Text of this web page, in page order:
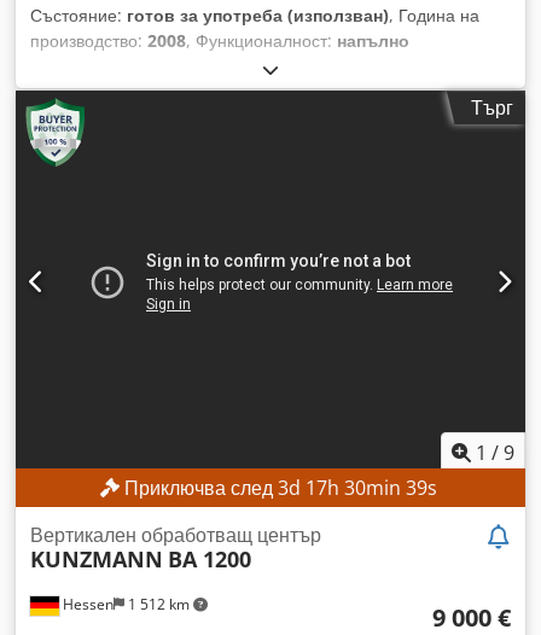
Състояние: готов за употреба (използван), Година на
производство: 2008, Функционалност: напълно
, номер на машина/превозно средство:
AB1119, разстояние на движение по ост X:1 100 мм, ход по
оста Y:
, максимално тегло на
обработвания детайл:
вретеното:
Z: 510 мм Максимална скорост на въртене на шпиндела:
8000 об./мин. Бързо придвижване по осите X/Y/Z: 18 / 18 /
15 м/мин. Размер на работната маса: 1200 × 600 мм
Охлаждане през шпиндела: 20 бара Входяща мощност:
400 V, 50/60 Hz Ток: 50 A Размери и тегло Необходимо
пространство: приблизително 3000 × 2350 мм Тегло на
машината: приблизително 8000 кг ОБОРУДВАНЕ ShopMill
Подготовка за 4-та ос Dcedszpw Egepfx Alxjk
Търг
1 /9
Приключва след3d 17h 30min 37s
Hessen 1 512 km
Вертикален обработващ център
KUNZMANN BA 1200
9 000 €